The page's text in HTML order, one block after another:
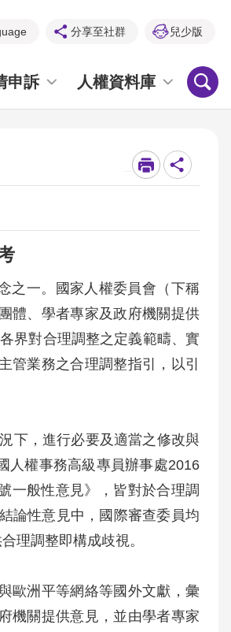
分享至社群 兒少版
申訴 人權資料庫
之一。國家人權委員會（下稱
體、學者專家及政府機關提供
界對合理調整之定義範疇、實
管業務之合理調整指引，以引
下，進行必要及適當之修改與
人權事務高級專員辦事處2016
一般性意見》，皆對於合理調
論性意見中，國際審查委員均
理調整即構成歧視。
歐洲平等網絡等國外文獻，彙
機關提供意見，並由學者專家